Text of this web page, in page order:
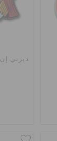
ديزني